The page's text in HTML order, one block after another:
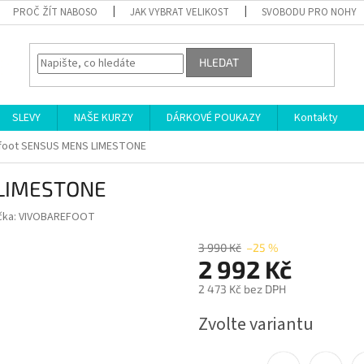
PROČ ŽÍT NABOSO JAK VYBRAT VELIKOST SVOBODU PRO NOHY
HLEDAT
SLEVY NAŠE KURZY DÁRKOVÉ POUKAZY
Kontakty
SENSUS MENS LIMESTONE
VIVOBAREFOOT
3 990 Kč –25 %
2 992 Kč
2 473 Kč bez DPH
cena:
Zvolte variantu